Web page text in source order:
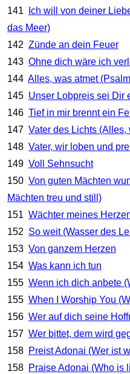
141
Ich will von deiner
das Meer)
142 Zünde an dein Feuer
143 Ohne dich wäre ich
144 Alles, was atmet
145 Unser Lobpreis sei Dir
146 Tief in mir brennt ein
147 Vater des Lichts
148 Vater, wir loben und
149 Voll Sehnsucht
150 Von guten Mächten
Mächten treu und still)
151 Wächter meines
152 So weit (Wasser des
153 Von ganzem Herzen
154 Was kann ich tun
155 Wenn ich dich anbete
155 When I Worship You
156 Wer auf dich seine
157 Wer bittet, dem wird
158 Preist Adonai (Wer ist
158 Praise Adonai (Who is